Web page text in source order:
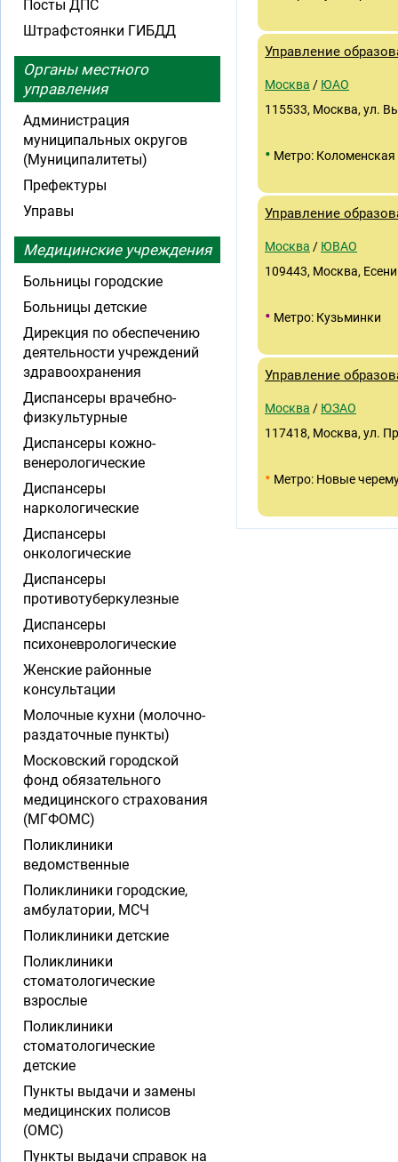
Управление
Москва / ЮАО
115533, Москва, ул.
• Метро: Коломенская
Управление
Москва / ЮВАО
109443, Москва,
• Метро: Кузьминки
Управление
Москва / ЮЗАО
117418, Москва, ул.
• Метро: Новые
Посты ДПС
Штрафстоянки ГИБДД
Органы местного
управления
Администрация
муниципальных округов
(Муниципалитеты)
Префектуры
Управы
Медицинские учреждения
Больницы городские
Больницы детские
Дирекция по обеспечению
деятельности учреждений
здравоохранения
Диспансеры врачебно-
физкультурные
Диспансеры кожно-
венерологические
Диспансеры
наркологические
Диспансеры
онкологические
Диспансеры
противотуберкулезные
Диспансеры
психоневрологические
Женские районные
консультации
Молочные кухни (молочно-
раздаточные пункты)
Московский городской
фонд обязательного
медицинского страхования
(МГФОМС)
Поликлиники
ведомственные
Поликлиники городские,
амбулатории, МСЧ
Поликлиники детские
Поликлиники
стоматологические
взрослые
Поликлиники
стоматологические
детские
Пункты выдачи и замены
медицинских полисов
(ОМС)
Пункты выдачи справок на